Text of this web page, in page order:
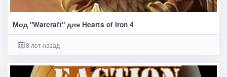
Мод "Warcraft" для Hearts of Iron 4
8 лет назад